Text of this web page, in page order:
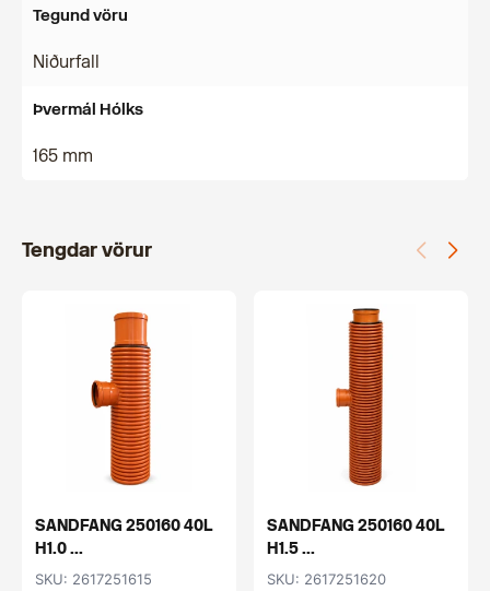
Tegund vöru
Niðurfall
Þvermál Hólks
165 mm
Tengdar vörur
SANDFANG 250160 40L
H1.0 ...
SKU: 2617251615
SANDFANG 250160 40L
H1.5 ...
SKU: 2617251620